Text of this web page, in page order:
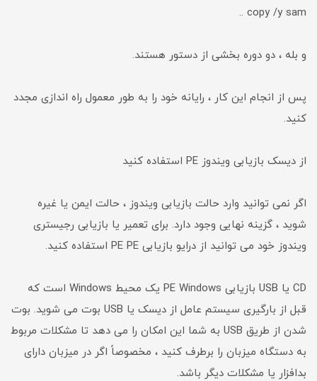
copy /y sam ..
و بله ، دو دوره بخشی از دستور هستند.
پس از انجام این کار ، رایانه خود را به طور معمول راه اندازی مجدد
کنید.
از دیسک بازیابی ویندوز PE استفاده کنید
اگر نمی توانید وارد حالت بازیابی ویندوز ، حالت ایمن یا غیره
شوید ، گزینه نهایی وجود دارد. برای تعمیر یا بازیابی رجیستری
ویندوز خود می توانید از درایو بازیابی PE PE استفاده کنید.
CD یا USB بازیابی PE Windows یک محیط Windows است که
قبل از بارگیری سیستم عامل از دیسک یا USB بوت می شوید. بوت
شدن از طریق USB به شما این امکان را می دهد تا مشکلات مربوط
به دستگاه میزبان را برطرف کنید ، مخصوصاً اگر در میزبان دارای
بدافزار یا مشکلات دیگر باشد.